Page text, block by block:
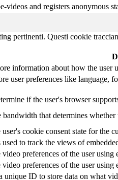
videos and registers anonymous
pertinenti. Questi cookie
information about how the user
user preferences like language,
if the user's browser
that determines
cookie consent state for the
to track the views of
preferences of the user using
preferences of the user using
unique ID to store data on what